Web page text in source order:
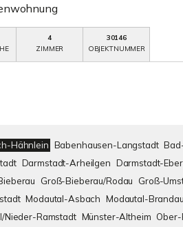
4
ZIMMER
30146
OBJEKTNUMMER
Hähnlein Babenhausen-Langstadt
Darmstadt-Arheilgen Darmstadt-
Groß-Bieberau/Rodau Groß-
Modautal-Asbach Modautal-Brandau
Nieder-Ramstadt Münster-Altheim